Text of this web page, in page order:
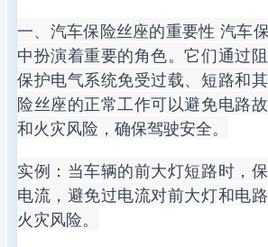
一、汽车保险丝座的重要性 汽车
中扮演着重要的角色。它们通过
保护电气系统免受过载、短路和
险丝座的正常工作可以避免电路
和火灾风险，确保驾驶安全。
实例：当车辆的前大灯短路时，
电流，避免过电流对前大灯和电
火灾风险。